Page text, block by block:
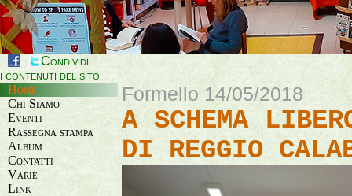
Condividi
i contenuti del sito
Home
Chi Siamo
Eventi
Rassegna stampa
Album
Contatti
Varie
Link
Formello 14/05/2018
A SCHEMA
DI REGGIO